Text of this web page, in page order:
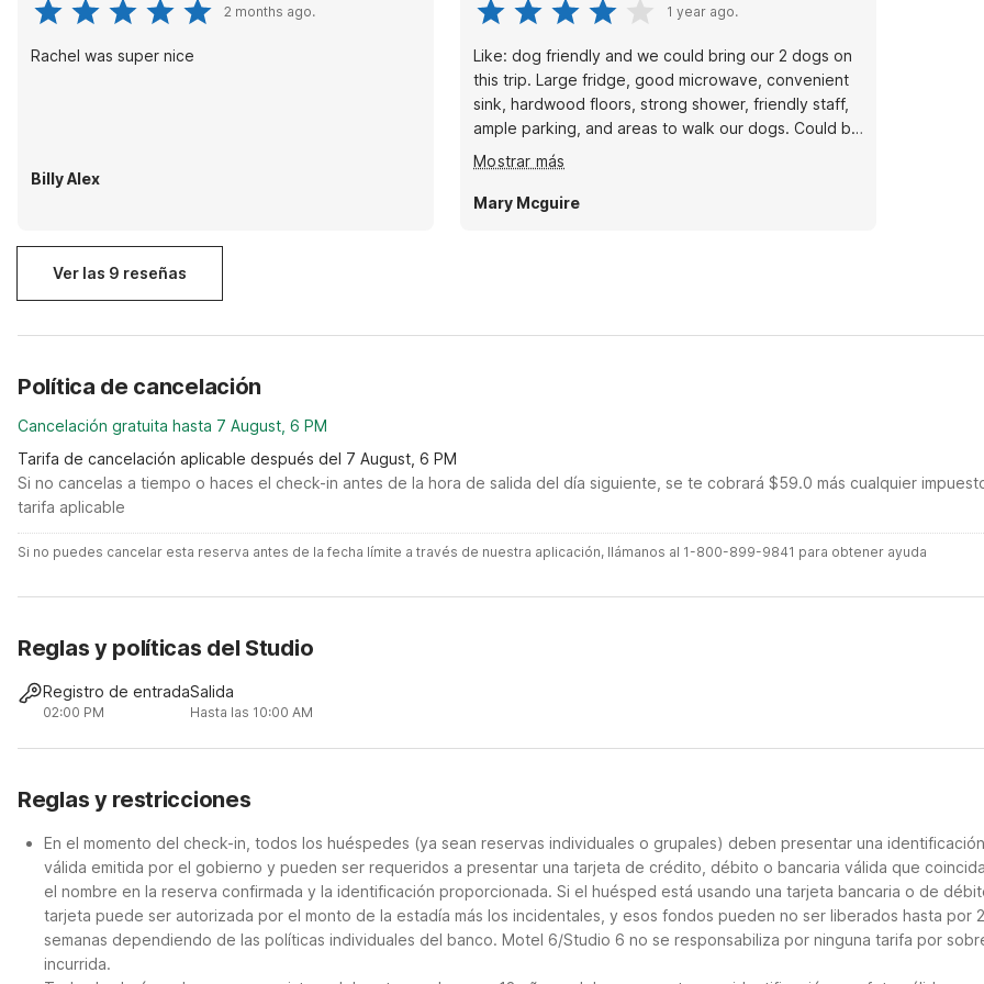
2 months ago.
Rachel was super nice
Billy Alex
1 year ago.
Like: dog friendly and we could bring our 2 dogs on
this trip. Large fridge, good microwave, convenient
sink, hardwood floors, strong shower, friendly staff,
ample parking, and areas to walk our dogs. Could be
improved: fridge doors opened wrong way to wall
but staff said they would adjust immediately. Outside
doors didn’t lock.
Mostrar más
Mary Mcguire
Ver las 9 reseñas
Política de cancelación
Cancelación gratuita hasta 7 August, 6 PM
Tarifa de cancelación aplicable después del 7 August, 6 PM
Si no cancelas a tiempo o haces el check-in antes de la hora de salida del día siguiente, se te cobrará $59.0 más cualquier
tarifa aplicable
Si no puedes cancelar esta reserva antes de la fecha límite a través de nuestra aplicación, llámanos al 1-800-899-9841 para obtener ayuda
Reglas y políticas del Studio
Registro de entrada
02:00 PM
Salida
Hasta las 10:00 AM
Reglas y restricciones
En el momento del check-in, todos los huéspedes (ya sean reservas individuales o grupales) deben presentar una identificación
válida emitida por el gobierno y pueden ser requeridos a presentar una tarjeta de crédito, débito o bancaria válida que
el nombre en la reserva confirmada y la identificación proporcionada. Si el huésped está usando una tarjeta bancaria o de
tarjeta puede ser autorizada por el monto de la estadía más los incidentales, y esos fondos pueden no ser liberados hasta por 2
semanas dependiendo de las políticas individuales del banco. Motel 6/Studio 6 no se responsabiliza por ninguna tarifa por
incurrida.